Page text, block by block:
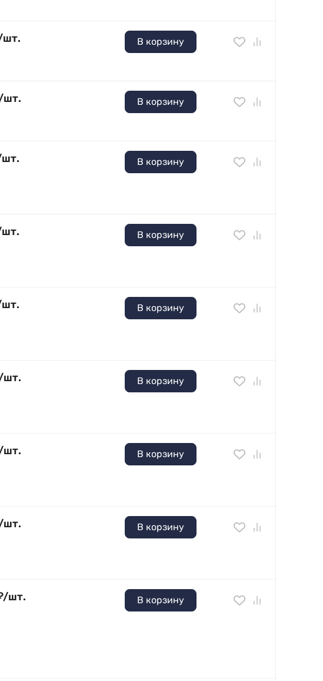
шт. В корзину
шт. В корзину
шт. В корзину
шт. В корзину
шт. В корзину
шт. В корзину
шт. В корзину
шт. В корзину
/шт. В корзину